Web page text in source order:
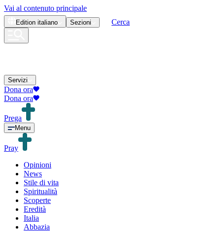
Vai al contenuto principale
Edition italiano Sezioni Cerca
Servizi
Dona ora
Dona ora
Prega
Menu
Pray
Opinioni
News
Stile di vita
Spiritualità
Scoperte
Eredità
Italia
Abbazia